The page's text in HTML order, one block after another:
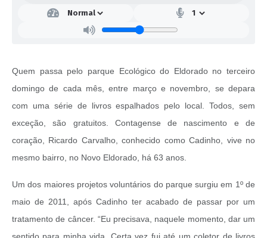
Quem passa pelo parque Ecológico do Eldorado no terceiro
domingo de cada mês, entre março e novembro, se depara
com uma série de livros espalhados pelo local. Todos, sem
exceção, são gratuitos. Contagense de nascimento e de
coração, Ricardo Carvalho, conhecido como Cadinho, vive no
mesmo bairro, no Novo Eldorado, há 63 anos.
Um dos maiores projetos voluntários do parque surgiu em 1º de
maio de 2011, após Cadinho ter acabado de passar por um
tratamento de câncer. “Eu precisava, naquele momento, dar um
sentido para minha vida. Certa vez fui até um coletor de livros